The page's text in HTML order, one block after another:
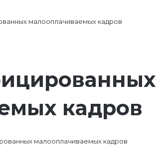
малооплачиваемых кадров
кадров